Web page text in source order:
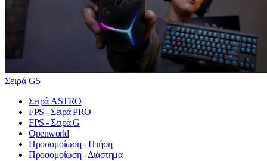
Σειρά G5
Σειρά ASTRO
FPS - Σειρά PRO
FPS - Σειρά G
Openworld
Προσομοίωση - Πτήση
Προσομοίωση - Διάστημα